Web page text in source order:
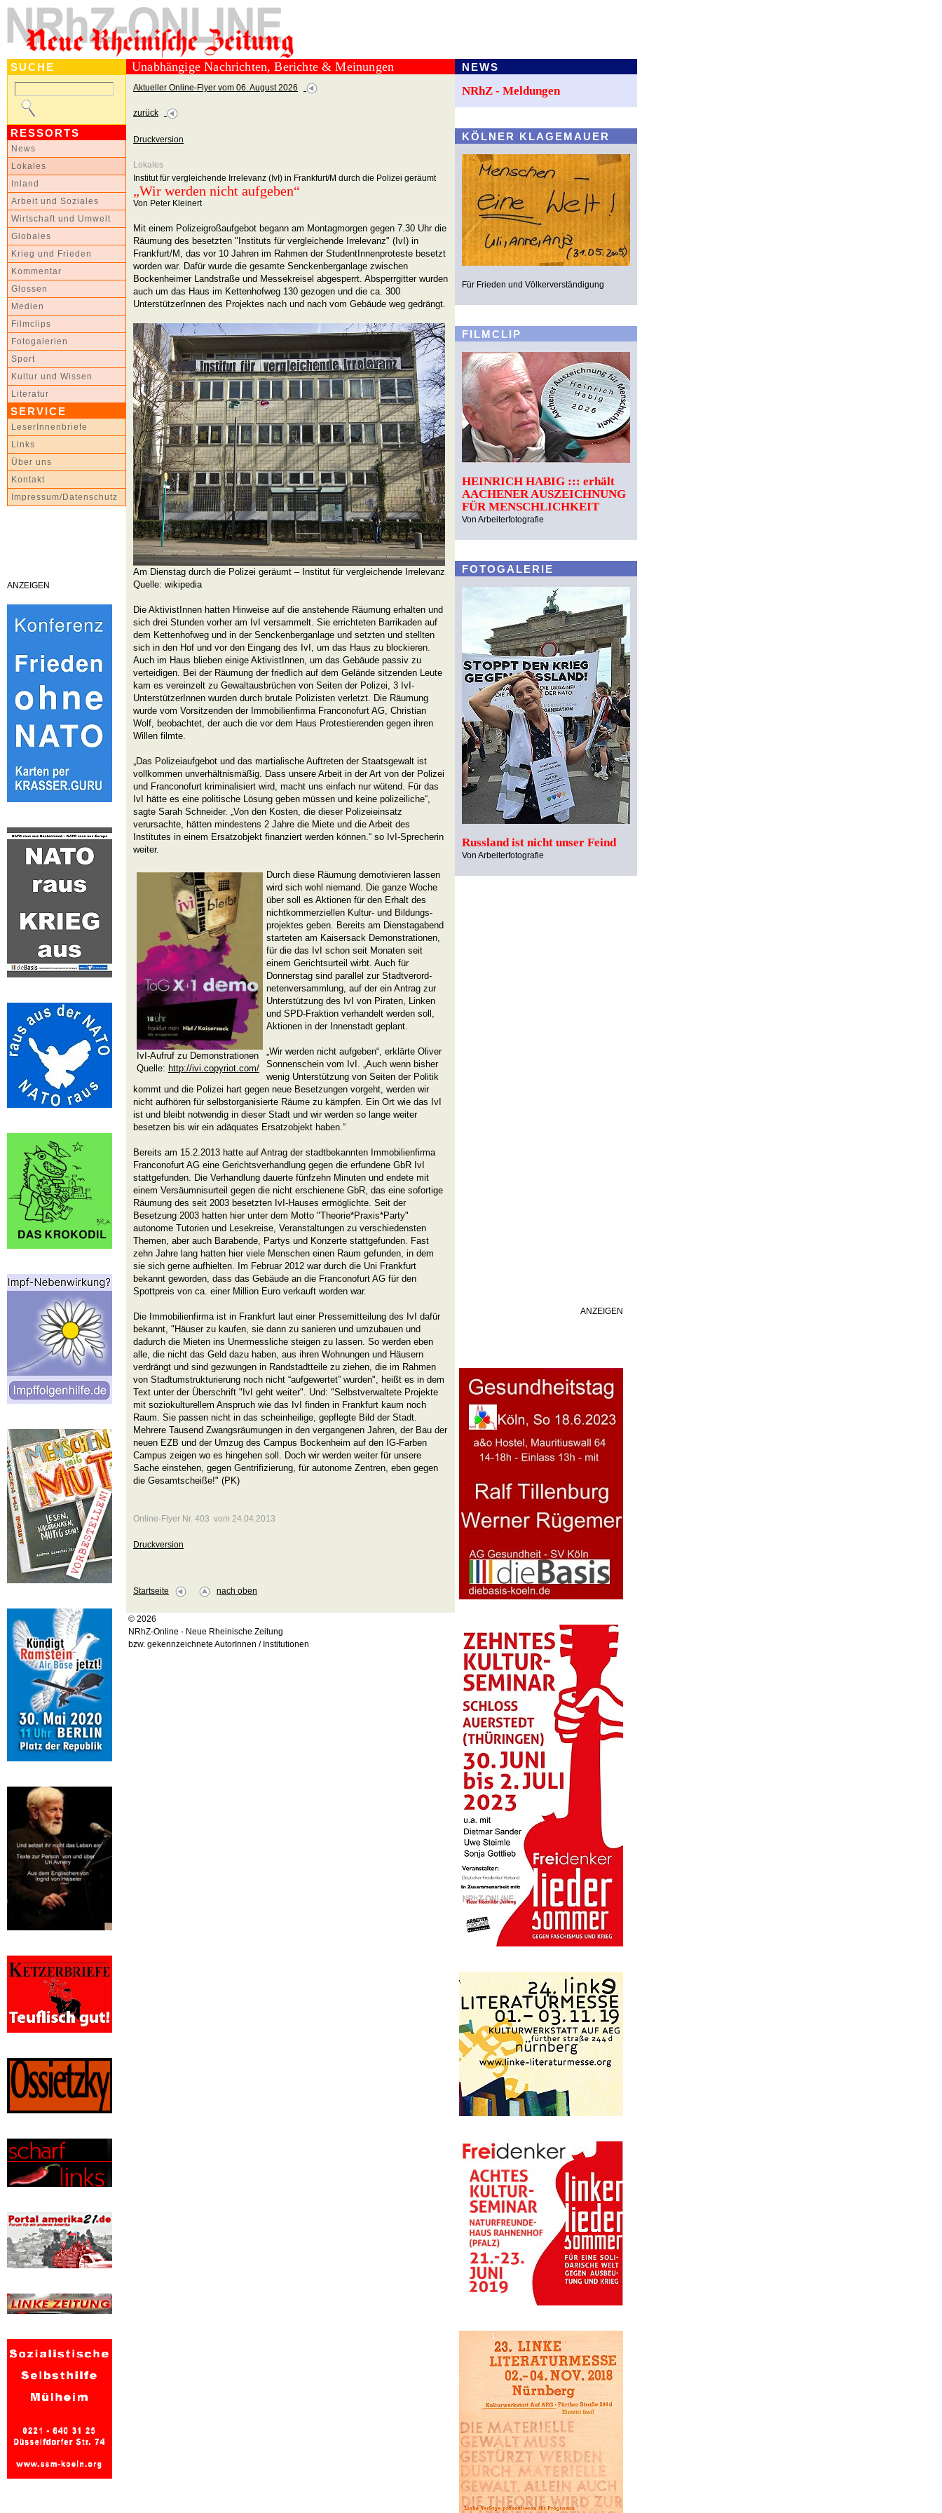
SUCHE
RESSORTS
News
Lokales
Inland
Arbeit und Soziales
Wirtschaft und Umwelt
Globales
Krieg und Frieden
Kommentar
Glossen
Medien
Filmclips
Fotogalerien
Sport
Kultur und Wissen
Literatur
SERVICE
LeserInnenbriefe
Links
Über uns
Kontakt
Impressum/Datenschutz
ANZEIGEN
Unabhängige Nachrichten, Berichte & Meinungen
Aktueller Online-Flyer vom 06. August 2026
zurück
Druckversion
Lokales
Institut für vergleichende Irrelevanz (IvI) in Frankfurt/M durch die Polizei geräumt
„Wir werden nicht aufgeben“
Von Peter Kleinert
Mit einem Polizeigroßaufgebot begann am Montagmorgen gegen 7.30 Uhr die
Räumung des besetzten "Instituts für vergleichende Irrelevanz" (IvI) in
Frankfurt/M, das vor 10 Jahren im Rahmen der StudentInnenproteste besetzt
worden war. Dafür wurde die gesamte Senckenberganlage zwischen
Bockenheimer Landstraße und Messekreisel abgesperrt. Absperrgitter wurden
auch um das Haus im Kettenhofweg 130 gezogen und die ca. 300
UnterstützerInnen des Projektes nach und nach vom Gebäude weg gedrängt.
Am Dienstag durch die Polizei geräumt – Institut für vergleichende Irrelevanz
Quelle: wikipedia
Die AktivistInnen hatten Hinweise auf die anstehende Räumung erhalten und
sich drei Stunden vorher am IvI versammelt. Sie errichteten Barrikaden auf
dem Kettenhofweg und in der Senckenberganlage und setzten und stellten
sich in den Hof und vor den Eingang des IvI, um das Haus zu blockieren.
Auch im Haus blieben einige AktivistInnen, um das Gebäude passiv zu
verteidigen. Bei der Räumung der friedlich auf dem Gelände sitzenden Leute
kam es vereinzelt zu Gewaltausbrüchen von Seiten der Polizei, 3 IvI-
UnterstützerInnen wurden durch brutale Polizisten verletzt. Die Räumung
wurde vom Vorsitzenden der Immobilienfirma Franconofurt AG, Christian
Wolf, beobachtet, der auch die vor dem Haus Protestierenden gegen ihren
Willen filmte.
„Das Polizeiaufgebot und das martialische Auftreten der Staatsgewalt ist
vollkommen unverhältnismäßig. Dass unsere Arbeit in der Art von der Polizei
und Franconofurt kriminalisiert wird, macht uns einfach nur wütend. Für das
IvI hätte es eine politische Lösung geben müssen und keine polizeiliche“,
sagte Sarah Schneider. „Von den Kosten, die dieser Polizeieinsatz
verursachte, hätten mindestens 2 Jahre die Miete und die Arbeit des
Institutes in einem Ersatzobjekt finanziert werden können.“ so IvI-Sprecherin
weiter.
IvI-Aufruf zu Demonstrationen
Quelle: http://ivi.copyriot.com/
Durch diese Räumung demotivieren lassen
wird sich wohl niemand. Die ganze Woche
über soll es Aktionen für den Erhalt des
nichtkommerziellen Kultur- und Bildungs-
projektes geben. Bereits am Dienstagabend
starteten am Kaisersack Demonstrationen,
für die das IvI schon seit Monaten seit
einem Gerichtsurteil wirbt. Auch für
Donnerstag sind parallel zur Stadtverord-
netenversammlung, auf der ein Antrag zur
Unterstützung des IvI von Piraten, Linken
und SPD-Fraktion verhandelt werden soll,
Aktionen in der Innenstadt geplant.
„Wir werden nicht aufgeben“, erklärte Oliver
Sonnenschein vom IvI. „Auch wenn bisher
wenig Unterstützung von Seiten der Politik
kommt und die Polizei hart gegen neue Besetzungen vorgeht, werden wir
nicht aufhören für selbstorganisierte Räume zu kämpfen. Ein Ort wie das IvI
ist und bleibt notwendig in dieser Stadt und wir werden so lange weiter
besetzen bis wir ein adäquates Ersatzobjekt haben.“
Bereits am 15.2.2013 hatte auf Antrag der stadtbekannten Immobilienfirma
Franconofurt AG eine Gerichtsverhandlung gegen die erfundene GbR IvI
stattgefunden. Die Verhandlung dauerte fünfzehn Minuten und endete mit
einem Versäumnisurteil gegen die nicht erschienene GbR, das eine sofortige
Räumung des seit 2003 besetzten IvI-Hauses ermöglichte. Seit der
Besetzung 2003 hatten hier unter dem Motto "Theorie*Praxis*Party"
autonome Tutorien und Lesekreise, Veranstaltungen zu verschiedensten
Themen, aber auch Barabende, Partys und Konzerte stattgefunden. Fast
zehn Jahre lang hatten hier viele Menschen einen Raum gefunden, in dem
sie sich gerne aufhielten. Im Februar 2012 war durch die Uni Frankfurt
bekannt geworden, dass das Gebäude an die Franconofurt AG für den
Spottpreis von ca. einer Million Euro verkauft worden war.
Die Immobilienfirma ist in Frankfurt laut einer Pressemitteilung des IvI dafür
bekannt, "Häuser zu kaufen, sie dann zu sanieren und umzubauen und
dadurch die Mieten ins Unermessliche steigen zu lassen. So werden eben
alle, die nicht das Geld dazu haben, aus ihren Wohnungen und Häusern
verdrängt und sind gezwungen in Randstadtteile zu ziehen, die im Rahmen
von Stadtumstrukturierung noch nicht “aufgewertet” wurden", heißt es in dem
Text unter der Überschrift "IvI geht weiter". Und: "Selbstverwaltete Projekte
mit soziokulturellem Anspruch wie das IvI finden in Frankfurt kaum noch
Raum. Sie passen nicht in das scheinheilige, gepflegte Bild der Stadt.
Mehrere Tausend Zwangsräumungen in den vergangenen Jahren, der Bau der
neuen EZB und der Umzug des Campus Bockenheim auf den IG-Farben
Campus zeigen wo es hingehen soll. Doch wir werden weiter für unsere
Sache einstehen, gegen Gentrifizierung, für autonome Zentren, eben gegen
die Gesamtscheiße!" (PK)
Online-Flyer Nr. 403 vom 24.04.2013
Druckversion
Startseite nach oben
© 2026
NRhZ-Online - Neue Rheinische Zeitung
bzw. gekennzeichnete AutorInnen / Institutionen
NEWS
NRhZ - Meldungen
KÖLNER KLAGEMAUER
Für Frieden und Völkerverständigung
FILMCLIP
HEINRICH HABIG ::: erhält
AACHENER AUSZEICHNUNG
FÜR MENSCHLICHKEIT
Von Arbeiterfotografie
FOTOGALERIE
Russland ist nicht unser Feind
Von Arbeiterfotografie
ANZEIGEN